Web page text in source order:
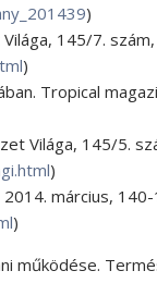
)
145/7.
)
Tropical
Világa, 145/5.
)
március, 140-
)
működése.